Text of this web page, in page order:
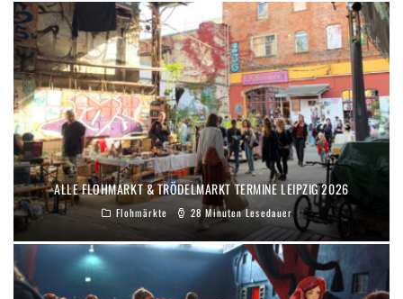
ALLE FLOHMARKT & TRÖDELMARKT TERMINE LEIPZIG 2026
Flohmärkte 28 Minuten Lesedauer